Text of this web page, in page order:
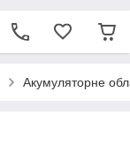
Акумуляторне